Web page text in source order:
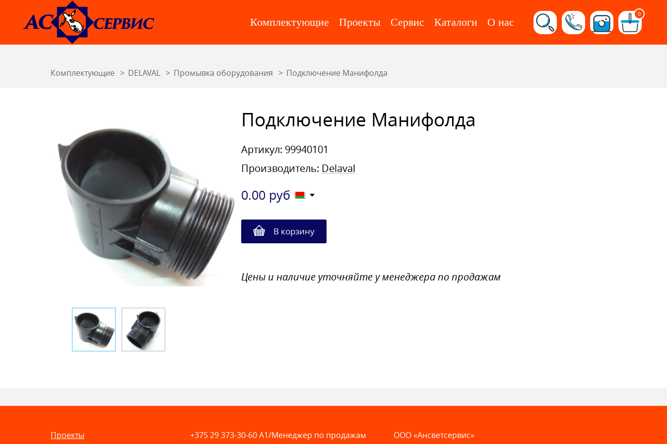
Комплектующие Проекты Сервис Каталоги О нас
0
Комплектующие DELAVAL Промывка оборудования Подключение Манифолда
Подключение Манифолда
Артикул: 99940101
Производитель: Delaval
0.00 руб
В корзину
Цены и наличие уточняйте у менеджера по продажам
Проекты
+375 29 373-30-60A1/Менеджер по продажам
ООО «Ансветсервис»